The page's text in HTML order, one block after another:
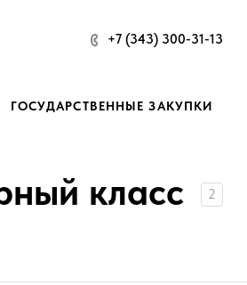
+7 (343) 300-31-13
ГОСУДАРСТВЕННЫЕ ЗАКУПКИ
класс 2